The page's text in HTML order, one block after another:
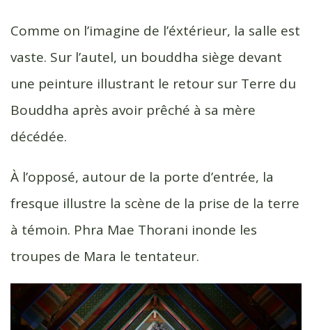
Comme on l’imagine de l’éxtérieur, la salle est
vaste. Sur l’autel, un bouddha siège devant
une peinture illustrant le retour sur Terre du
Bouddha après avoir prêché à sa mère
décédée.
À l’opposé, autour de la porte d’entrée, la
fresque illustre la scène de la prise de la terre
à témoin. Phra Mae Thorani inonde les
troupes de Mara le tentateur.